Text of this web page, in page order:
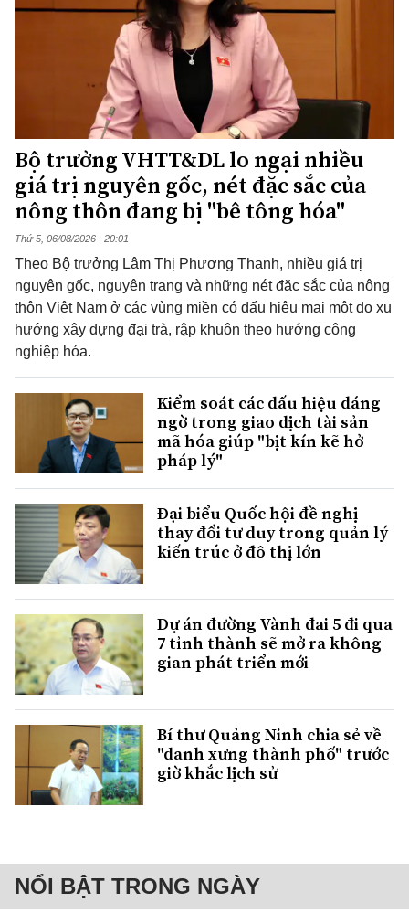
Bộ trưởng VHTT&DL lo ngại nhiều
giá trị nguyên gốc, nét đặc sắc của
nông thôn đang bị "bê tông hóa"
Thứ 5, 06/08/2026 | 20:01
Theo Bộ trưởng Lâm Thị Phương Thanh, nhiều giá trị
nguyên gốc, nguyên trạng và những nét đặc sắc của nông
thôn Việt Nam ở các vùng miền có dấu hiệu mai một do xu
hướng xây dựng đại trà, rập khuôn theo hướng công
nghiệp hóa.
Kiểm soát các dấu hiệu đáng
ngờ trong giao dịch tài sản
mã hóa giúp "bịt kín kẽ hở
pháp lý"
Đại biểu Quốc hội đề nghị
thay đổi tư duy trong quản lý
kiến trúc ở đô thị lớn
Dự án đường Vành đai 5 đi qua
7 tỉnh thành sẽ mở ra không
gian phát triển mới
Bí thư Quảng Ninh chia sẻ về
"danh xưng thành phố" trước
giờ khắc lịch sử
NỔI BẬT TRONG NGÀY